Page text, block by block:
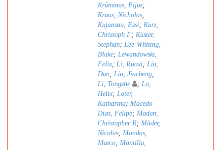
Krūminas, Pijus;
Kruus, Nicholas;
Kujansuu, Essi; Kurz,
Christoph F; Küster,
Stephan; Lee-Whiting,
Blake; Lewandowski,
Felix; Li, Ruoxi; Liu,
Dan; Liu, Jiacheng;
Li, Tongzhe
; Lo,
Helix; Loter,
Katharina; Macedo
Dias, Felipe; Madan,
Christopher R; Mäder,
Nicolas; Mandas,
Marco; Mantilla,